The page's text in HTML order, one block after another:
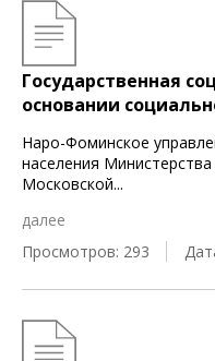
Государственная
основании
Наро-Фоминское
населения
Московской...
далее
Просмотров: 293